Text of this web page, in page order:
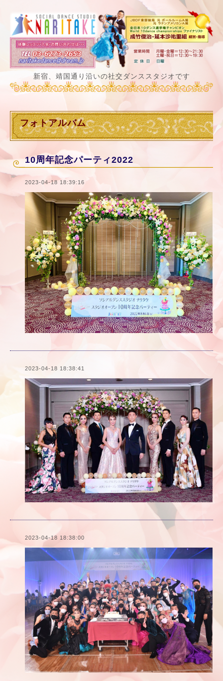
新宿、靖国通り沿いの社交ダンススタジオです
フォトアルバム
10周年記念パーティ2022
2023-04-18 18:39:16
2023-04-18 18:38:41
2023-04-18 18:38:00